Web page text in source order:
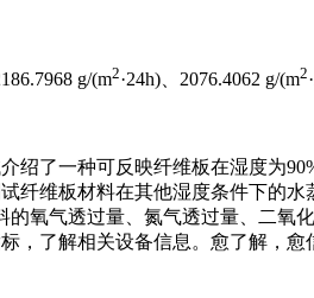
g/(m2·24h)、2076.4062 g/(m2
绍了一种可反映纤维板在湿度为
纤维板材料在其他湿度条件下的
的氧气透过量、氮气透过量、二
，了解相关设备信息。愈了解，